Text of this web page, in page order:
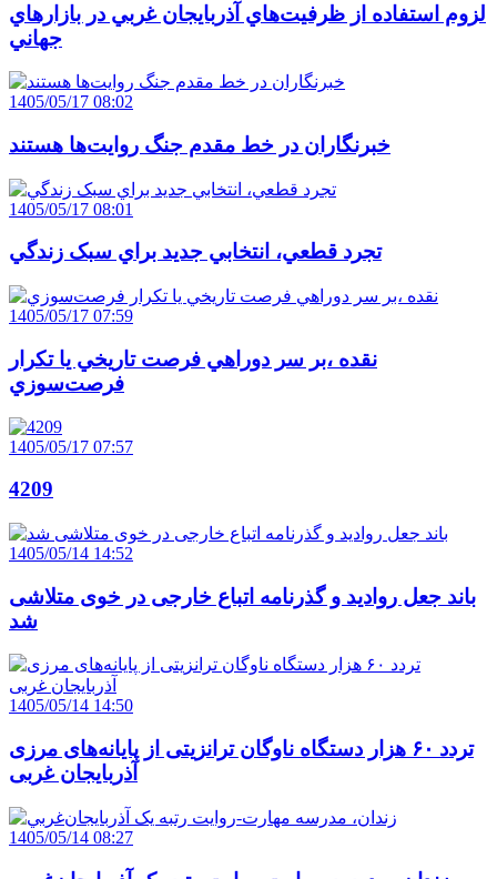
لزوم استفاده از ظرفيت‌هاي آذربايجان غربي در بازارهاي
جهاني
1405/05/17 08:02
خبرنگاران در خط مقدم جنگ روايت‌ها هستند
1405/05/17 08:01
تجرد قطعي، انتخابي جديد براي سبک زندگي
1405/05/17 07:59
نقده ،بر سر دوراهي فرصت تاريخي يا تکرار
فرصت‌سوزي
1405/05/17 07:57
4209
1405/05/14 14:52
باند جعل روادید و گذرنامه اتباع خارجی در خوی متلاشی
شد
1405/05/14 14:50
تردد ۶۰ هزار دستگاه ناوگان ترانزیتی از پایانه‌های مرزی
آذربایجان ‌غربی
1405/05/14 08:27